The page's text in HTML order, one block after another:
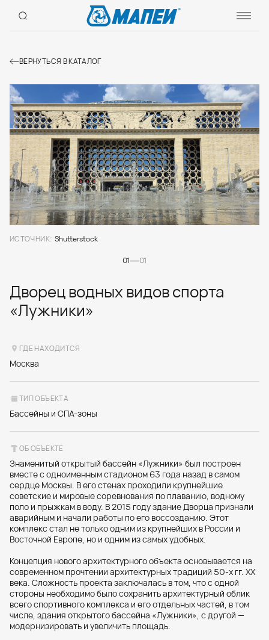
ВЕРНУТЬСЯ В КАТАЛОГ
01 01
ИСТОЧНИК: Shutterstock
Дворец водных видов спорта
«Лужники»
ГДЕ НАХОДИТСЯ
Москва
ТИП ОБЪЕКТА
Бассейны и СПА-зоны
ОБ ОБЪЕКТЕ
Знаменитый открытый бассейн «Лужники» был построен
вместе с одноименным стадионом 63 года назад в самом
сердце Москвы. В его стенах проходили крупнейшие
советские и мировые соревнования по плаванию, водному
поло и прыжкам в воду. В 2015 году здание Дворца признали
аварийным и начали работы по его воссозданию. Этот
комплекс стал не только одним из крупнейших в России и
Восточной Европе, но и одним из самых удобных.
Концепция нового архитектурного объекта основывается на
современном прочтении архитектурных традиций 50-х гг. XX
века. Сложность проекта заключалась в том, что с одной
стороны необходимо было сохранить архитектурный облик
всего спортивного комплекса и его отдельных частей, в том
числе, здания открытого бассейна «Лужники», с другой —
модернизировать и увеличить площадь.